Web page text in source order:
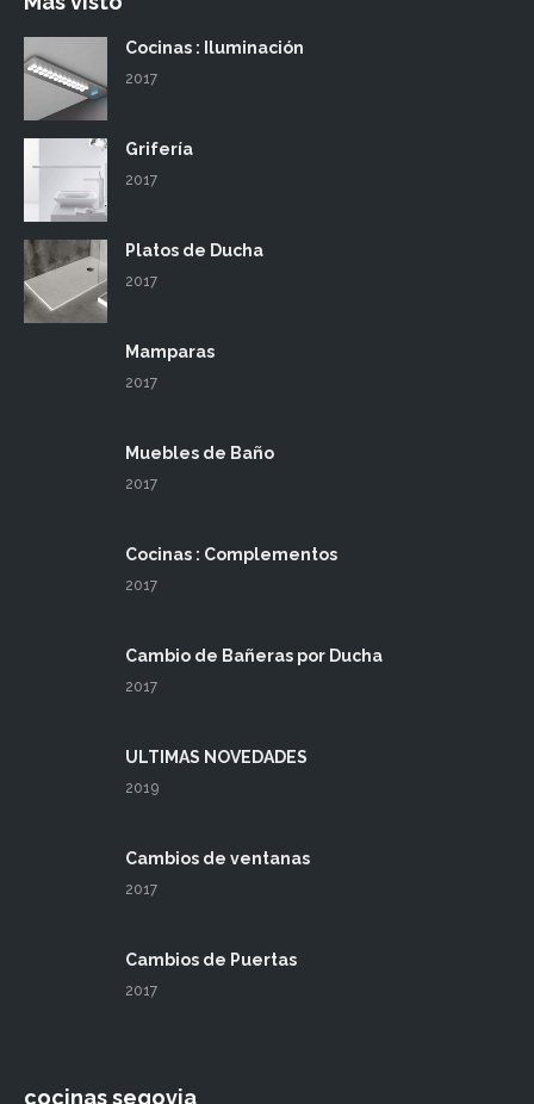
Cocinas : Iluminación
2017
Grifería
2017
Platos de Ducha
2017
Mamparas
2017
Muebles de Baño
2017
Cocinas : Complementos
2017
Cambio de Bañeras por Ducha
2017
ULTIMAS NOVEDADES
2019
Cambios de ventanas
2017
Cambios de Puertas
2017
cocinas segovia